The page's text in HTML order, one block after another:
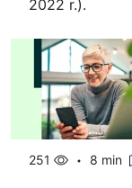
2022 r.).
251 8 min